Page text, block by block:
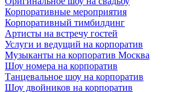
Корпоративные мероприятия
Корпоративный тимбилдинг
Артисты на встречу гостей
Услуги и ведущий на корпоратив
Музыканты на корпоратив Москва
Шоу номера на корпоратив
Танцевальное шоу на корпоратив
Шоу двойников на корпоратив